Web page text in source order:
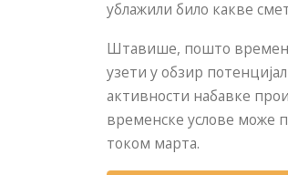
ублажили било какве
Штавише, пошто
узети у обзир
активности набавке
временске услове може
током марта.